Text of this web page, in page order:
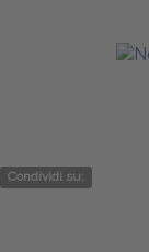
Condividi su: